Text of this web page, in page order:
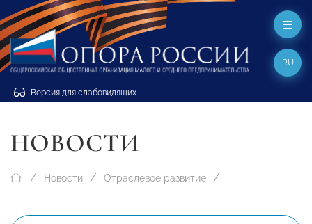
Версия для слабовидящих
RU
НОВОСТИ
Новости Отраслевое развитие